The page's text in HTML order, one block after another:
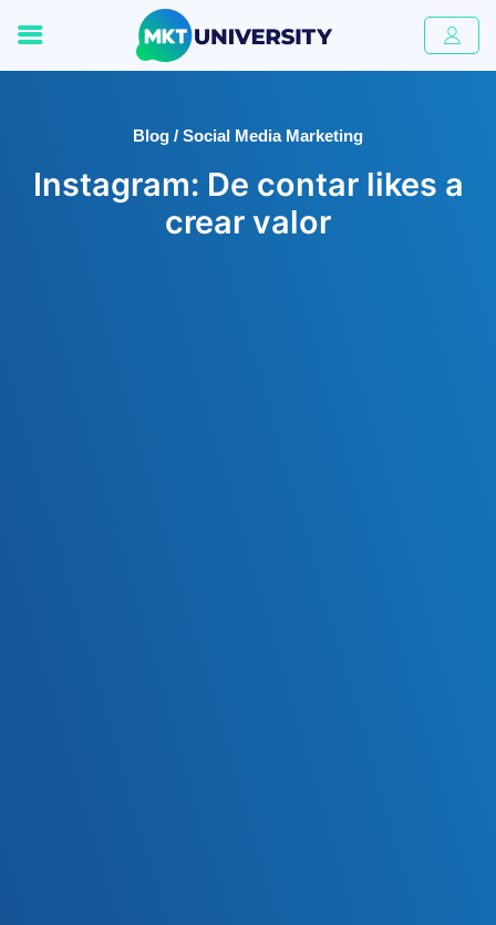
Blog / Social Media Marketing
Instagram: De contar likes a
crear valor